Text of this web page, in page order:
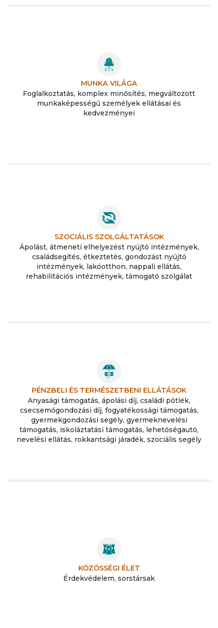
MUNKA VILÁGA
Foglalkoztatás, komplex minősítés, megváltozott
munkaképességű személyek ellátásai és
kedvezményei
SZOCIÁLIS SZOLGÁLTATÁSOK
Ápolást, átmeneti elhelyezést nyújtó intézmények,
családsegítés, étkeztetés, gondozást nyújtó
intézmények, lakóotthon, nappali ellátás,
rehabilitációs intézmények, támogató szolgálat
PÉNZBELI ÉS TERMÉSZETBENI ELLÁTÁSOK
Anyasági támogatás, ápolási díj, családi pótlék,
csecsemőgondozási díj, fogyatékossági támogatás,
gyermekgondozási segély, gyermeknevelési
támogatás, iskoláztatási támogatás, lehetőségautó,
nevelési ellátás, rokkantsági járadék, szociális segély
KÖZÖSSÉGI ÉLET
Érdekvédelem, sorstársak